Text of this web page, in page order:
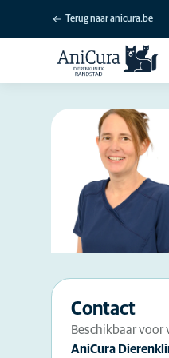
Terug naar anicura.be
Contact
Beschikbaar voor
AniCura